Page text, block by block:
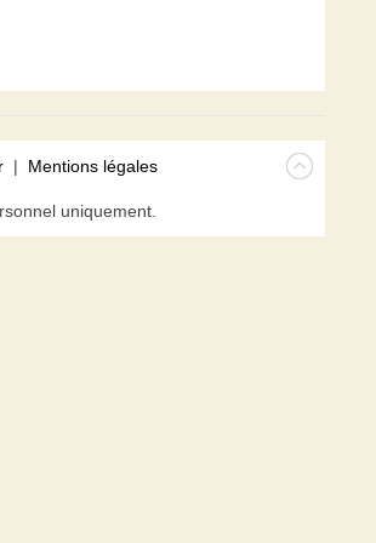
| Mentions légales
uniquement.